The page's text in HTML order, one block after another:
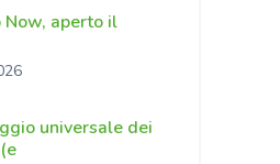
Now, aperto il
universale dei